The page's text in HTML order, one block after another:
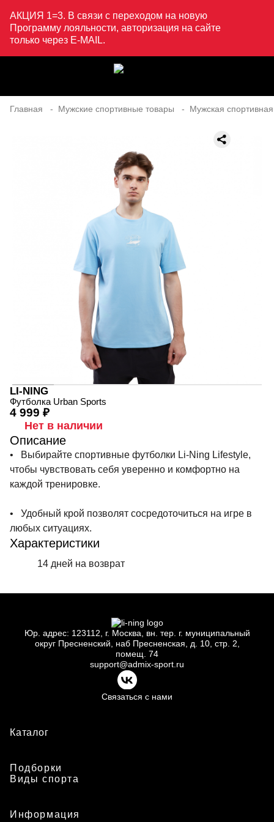
АКЦИЯ 1=3. В связи с переходом на новую
Программу лояльности, авторизация на сайте
только через E-MAIL.
Главная Мужские спортивные товары Мужская
LI-NING
Футболка Urban Sports
4 999 ₽
Нет в наличии
Описание
• Выбирайте спортивные футболки Li-Ning Lifestyle,
чтобы чувствовать себя уверенно и комфортно на
каждой тренировке.
• Удобный крой позволят сосредоточиться на игре в
любых ситуациях.
Характеристики
14 дней на возврат
Юр. адрес: 123112, г. Москва, вн. тер. г. муниципальный
округ Пресненский, наб Пресненская, д. 10, стр. 2,
помещ. 74
support@admix-sport.ru
Связаться с нами
Каталог
Подборки
Виды спорта
Информация